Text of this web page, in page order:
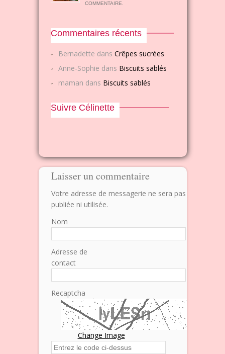
COMMENTAIRE.
Commentaires récents
Bernadette dansCrêpes sucrées
Anne-Sophie dans Biscuits sablés
maman dans Biscuits sablés
Suivre Célinette
Laisser un commentaire
Votre adresse de messagerie ne sera pas
publiée ni utilisée.
Nom
Adresse de
contact
Recaptcha
Change Image